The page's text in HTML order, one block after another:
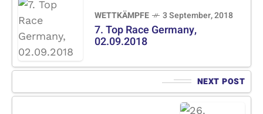
WETTKÄMPFE 3 September, 2018
7. Top Race Germany,
02.09.2018
NEXT POST